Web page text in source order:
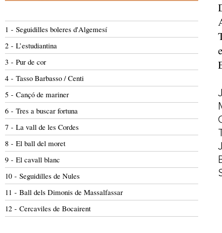
1 - Seguidilles boleres d'Algemesí
2 - L’estudiantina
3 - Pur de cor
4 - Tasso Barbasso / Centi
5 - Cançó de mariner
6 - Tres a buscar fortuna
7 - La vall de les Cordes
8 - El ball del moret
9 - El cavall blanc
10 - Seguidilles de Nules
11 - Ball dels Dimonis de Massalfassar
12 - Cercaviles de Bocairent